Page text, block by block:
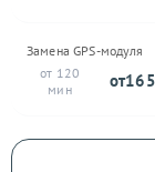
Замена GPS-модуля
120